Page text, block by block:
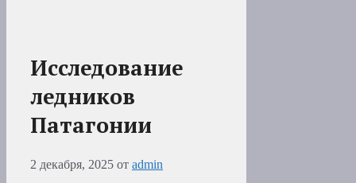
Исследование
ледников
Патагонии
2 декабря, 2025 от admin